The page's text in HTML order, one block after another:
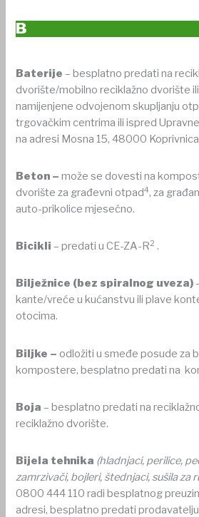
B
Baterije – besplatno predati na
dvorište/mobilno reciklažno dvorište
namijenjene odvojenom skupljanju
trgovačkim centrima ili ispred
na adresi Mosna 15, 48000 Koprivnica
Beton –može se dovesti na
dvorište za građevni otpad4, za
auto-prikolice mjesečno.
Bicikli – predati u CE-ZA-R2 .
Bilježnice (bez spiralnog uveza)
kante/vreće u kućanstvu ili plave
otocima.
Biljke – odložiti u smeđe posude za
kompostere, besplatno predati na
Boja – besplatno predati na
reciklažno dvorište.
Bijela tehnika (hladnjaci, perilice,
zamrzivači, bojleri, štednjaci, sušila za
0800 444 110 radi besplatnog
adresi, besplatno predati